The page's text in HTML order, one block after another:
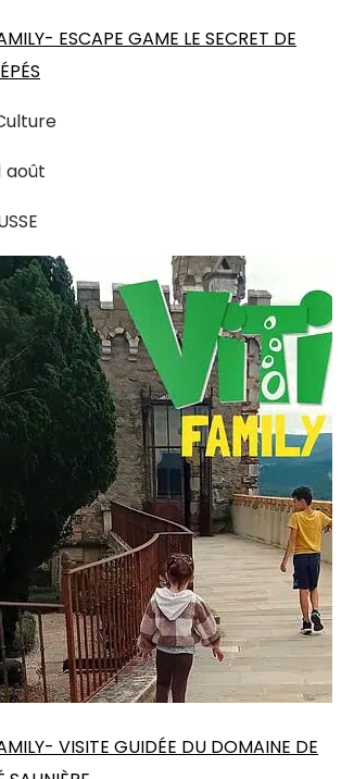
ESCAPE GAME LE SECRET DE
août
VISITE GUIDÉE DU DOMAINE DE